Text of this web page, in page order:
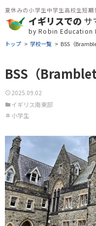
夏休みの小学生中学生高校生短
イギリスでの サ
by Robin Education
トップ 学校一覧 BSS（
BSS（
2025.09.02
イギリス南東部
小学生